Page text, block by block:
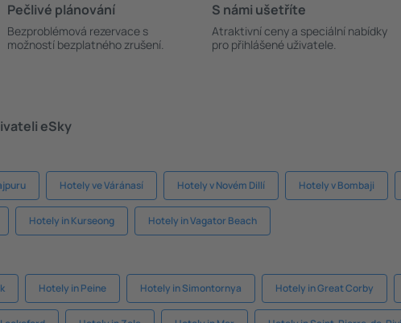
Pečlivé plánování
Bezproblémová rezervace s
možností bezplatného zrušení.
S námi ušetříte
Atraktivní ceny a speciální nabídky
pro přihlášené uživatele.
eSky
Hotely ve Váránasí Hotely v Novém Dillí Hotely v Bombaji
Hotely in Kurseong Hotely in Vagator Beach
Hotely in Peine Hotely in Simontornya Hotely in Great Corby